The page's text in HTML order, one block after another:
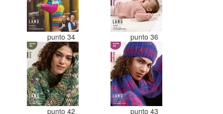
punto 34 punto 36
punto 42 punto 43